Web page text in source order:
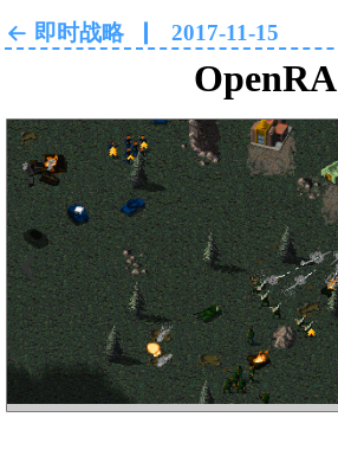
即时战略 2017-11-15
OpenRA
‹